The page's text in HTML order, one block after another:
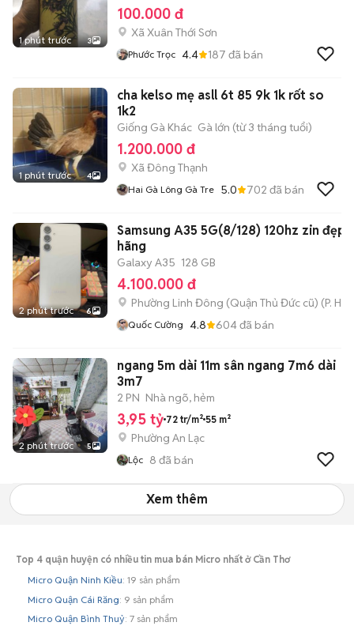
1 phút trước 3
100.000 đ
Xã Xuân Thới Sơn
Phước Trọc 4.4 187 đã bán
1 phút trước 4
cha kelso mẹ asll 6t 85 9k 1k rốt so
1k2
Giống Gà Khác Gà lớn (từ 3 tháng tuổi)
1.200.000 đ
Xã Đông Thạnh
Hai Gà Lông Gà Tre 5.0 702 đã bán
2 phút trước 6
Samsung A35 5G(8/128) 120hz zin đẹp
hãng
Galaxy A35 128 GB
4.100.000 đ
Phường Linh Đông (Quận Thủ Đức cũ) (P.
Quốc Cường 4.8 604đã bán
2 phút trước 5
ngang 5m dài 11m sân ngang 7m6 dài
3m7
2 PN Nhà ngõ, hẻm
3,95 tỷ 72 tr/m² 55 m²
Phường An Lạc
Lộc 8 đã bán
Xem thêm
Top 4 quận huyện có nhiều tin mua bán Micro nhất ở Cần Thơ
Micro Quận Ninh Kiều: 19 sản phẩm
Micro Quận Cái Răng: 9 sản phẩm
Micro Quận Bình Thuỷ: 7 sản phẩm